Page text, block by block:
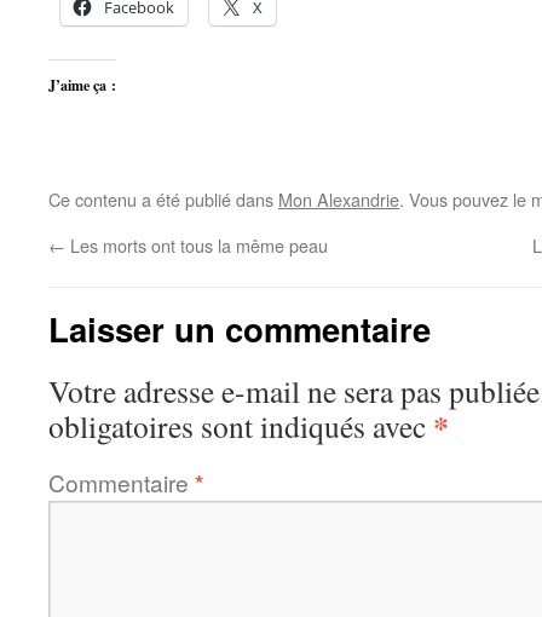
Facebook X
J’aime ça :
Ce contenu a été publié dans Mon Alexandrie. Vous pouvez le
← Les morts ont tous la même peau
Laisser un commentaire
Votre adresse e-mail ne sera pas
obligatoires sont indiqués avec *
Commentaire *